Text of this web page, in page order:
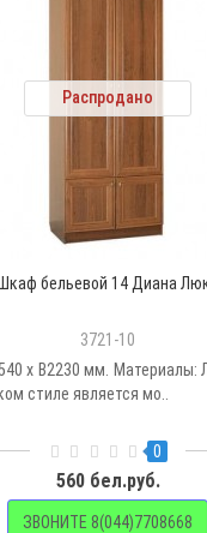
Распродано
Шкаф бельевой 14 Диана
3721-10
х В2230 мм.
стиле является мо..
0
560 бел.руб.
ЗВОНИТЕ 8(044)7708668